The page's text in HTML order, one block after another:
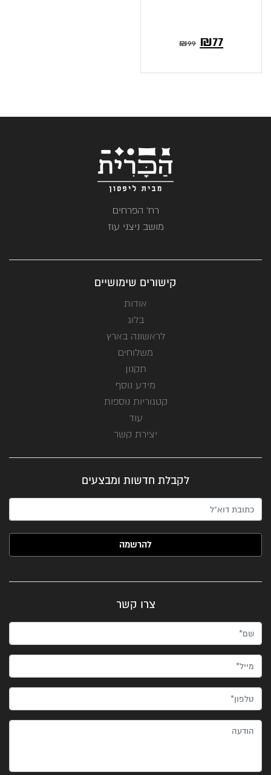
₪99 המחיר
₪77המחיר
רח' הפרחים
מושב ניצני עוז
קישורים שימושיים
אודות
בלוג
לראשונה בארץ
משלוחים
תקנון
מידע נוסף
קטגוריות נוספות
עוד
יצירת קשר
לקבלת חדשות ומבצעים
האימייל שלך (חובה)
צרו קשר